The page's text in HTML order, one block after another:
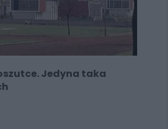
Jedyna taka